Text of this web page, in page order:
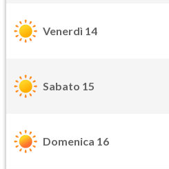
Venerdì 14
Sabato 15
Domenica 16